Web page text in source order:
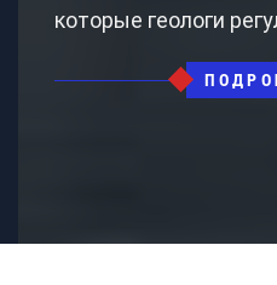
которые геологи